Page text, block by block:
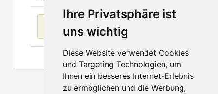
Ihre Privatsphäre ist
uns wichtig
Diese Website verwendet Cookies
und Targeting Technologien, um
Ihnen ein besseres Internet-Erlebnis
zu ermöglichen und die Werbung,
Keine Einträge